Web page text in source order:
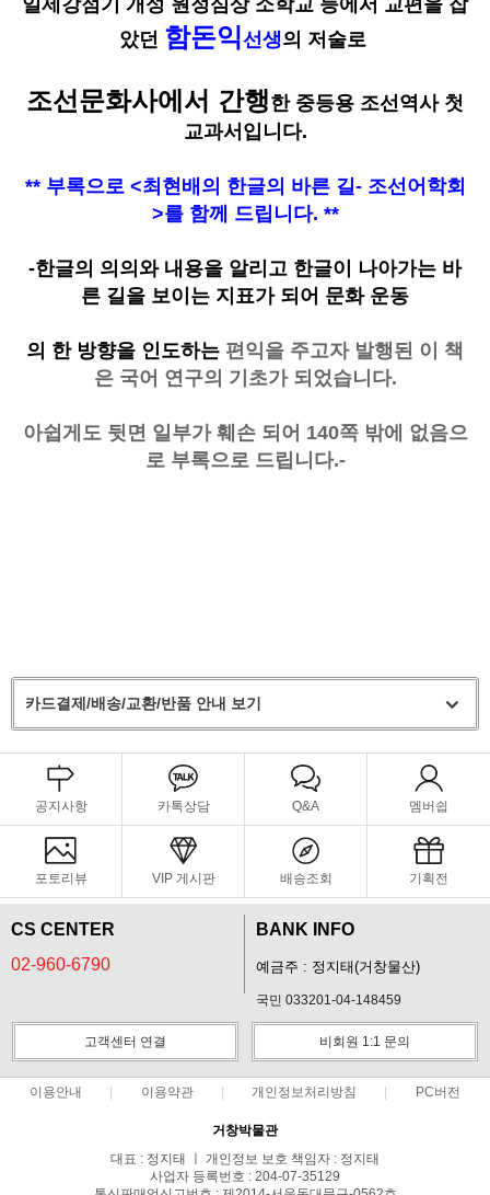
았던 함돈익선생의 저술로
조선문화사에서 간행한 중등용 조선역사 첫
교과서입니다.
** 부록으로 <최현배의 한글의 바른 길- 조선어학회
>를 함께 드립니다. **
-한글의 의의와 내용을 알리고 한글이 나아가는 바
른 길을 보이는 지표가 되어 문화 운동
의 한 방향을 인도하는 편익을 주고자 발행된 이 책
은 국어 연구의 기초가 되었습니다.
아쉽게도 뒷면 일부가 훼손 되어 140쪽 밖에 없음으
로 부록으로 드립니다.-
카드결제/배송/교환/반품 안내 보기
공지사항 카톡상담 Q&A 멤버쉽
포토리뷰 VIP 게시판 배송조회 기획전
CS CENTER
02-960-6790
BANK INFO
예금주 : 정지태(거창물산)
국민 033201-04-148459
고객센터 연결 비회원 1:1 문의
이용안내 이용약관 개인정보처리방침 PC버전
거창박물관
대표 : 정지태 ㅣ 개인정보 보호 책임자 : 정지태
사업자 등록번호 : 204-07-35129